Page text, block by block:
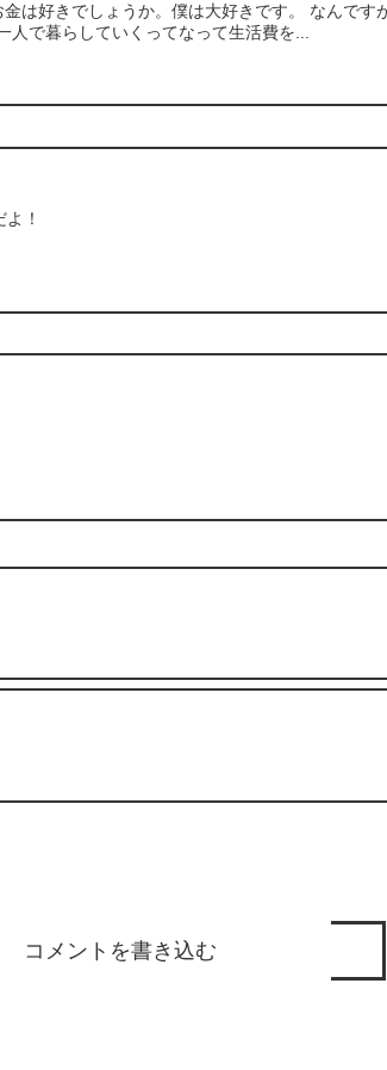
は好きでしょうか。僕は大好きです。 なんで
人で暮らしていくってなって生活費を...
！
コメントを書き込む